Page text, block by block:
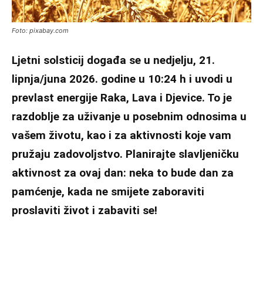
Foto: pixabay.com
Ljetni solsticij događa se u nedjelju, 21.
lipnja/juna 2026. godine u 10:24 h i uvodi u
prevlast energije Raka, Lava i Djevice. To je
razdoblje za uživanje u posebnim odnosima u
vašem životu, kao i za aktivnosti koje vam
pružaju zadovoljstvo. Planirajte slavljeničku
aktivnost za ovaj dan: neka to bude dan za
pamćenje, kada ne smijete zaboraviti
proslaviti život i zabaviti se!